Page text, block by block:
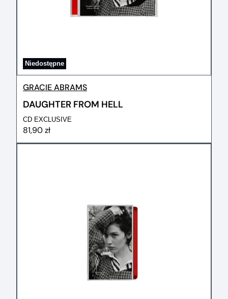
Niedostępne
GRACIE ABRAMS
DAUGHTER FROM HELL
CD EXCLUSIVE
81,90 zł